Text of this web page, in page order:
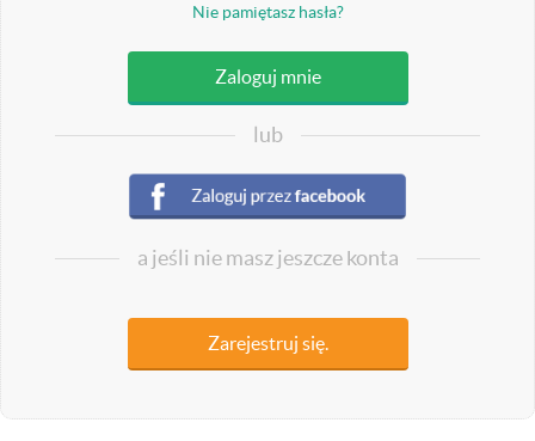
Nie pamiętasz hasła?
lub
a jeśli nie masz jeszcze konta
Zarejestruj się.